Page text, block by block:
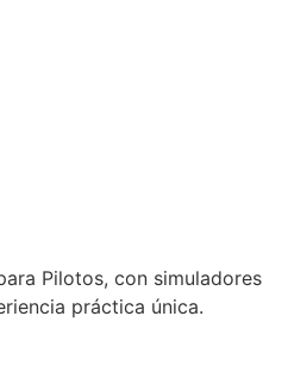
Pilotos, con simuladores
práctica única.